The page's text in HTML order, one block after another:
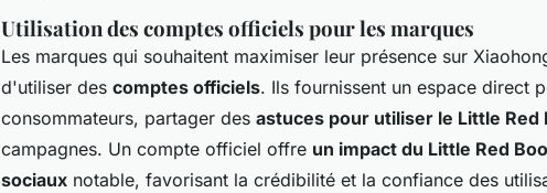
Utilisation des comptes officiels pour les marques
Les marques qui souhaitent maximiser leur présence sur
d'utiliser des comptes officiels. Ils fournissent un espace direct
consommateurs, partager des astuces pour utiliser le Little Red
campagnes. Un compte officiel offre un impact du Little Red
sociaux notable, favorisant la crédibilité et la confiance des